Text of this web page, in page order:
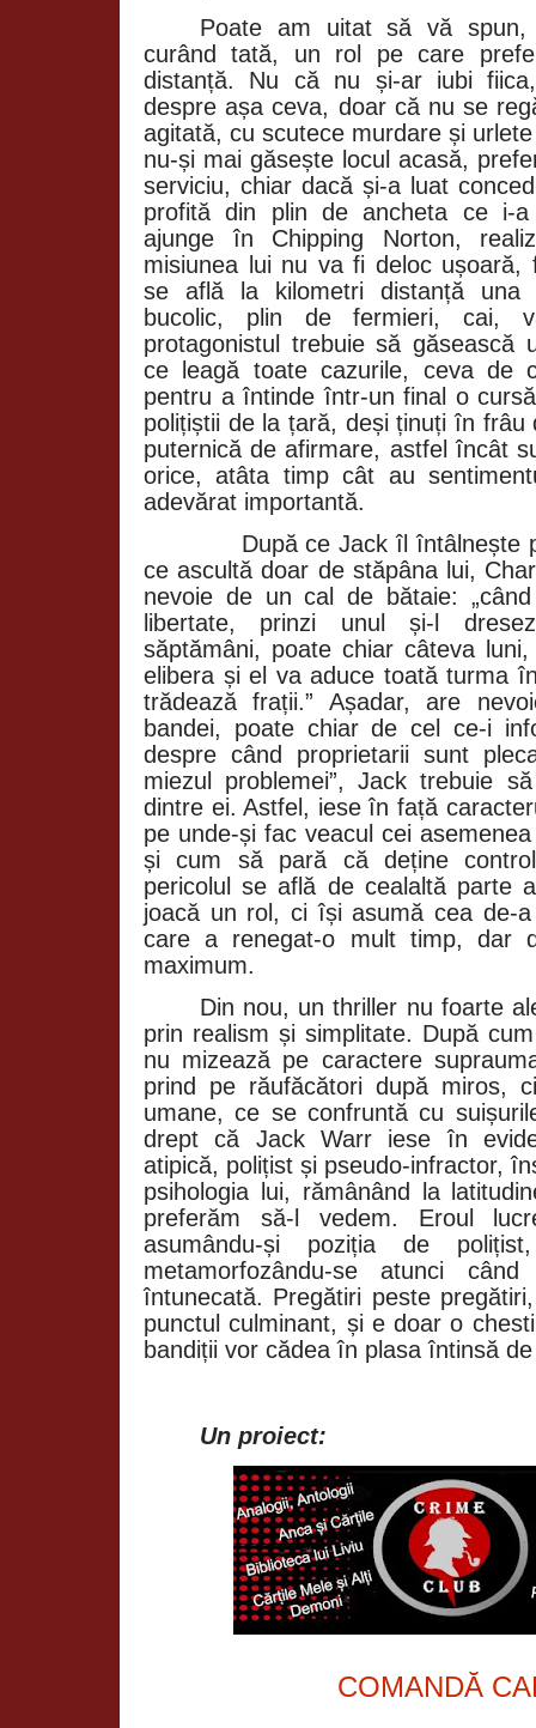
Poate am uitat să vă
curând tată, un rol pe care
distanță. Nu că nu și-ar iubi
despre așa ceva, doar că nu se
agitată, cu scutece murdare și
nu-și mai găsește locul acasă,
serviciu, chiar dacă și-a luat
profită din plin de ancheta ce i-
ajunge în Chipping Norton,
misiunea lui nu va fi deloc ușoară,
se află la kilometri distanță una
bucolic, plin de fermieri, cai,
protagonistul trebuie să găsească
ce leagă toate cazurile, ceva de
pentru a întinde într-un final o
polițiștii de la țară, deși ținuți în frâu
puternică de afirmare, astfel încât
orice, atâta timp cât au
adevărat importantă.
După ce Jack îl întâlnește
ce ascultă doar de stăpâna lui,
nevoie de un cal de bătaie:
libertate, prinzi unul și-l
săptămâni, poate chiar câteva
elibera și el va aduce toată turma
trădează frații.” Așadar, are
bandei, poate chiar de cel ce-i
despre când proprietarii sunt
miezul problemei”, Jack trebuie
dintre ei. Astfel, iese în față
pe unde-și fac veacul cei
și cum să pară că deține
pericolul se află de cealaltă parte
joacă un rol, ci își asumă cea de-
care a renegat-o mult timp, dar
maximum.
Din nou, un thriller nu foarte
prin realism și simplitate. După
nu mizează pe caractere
prind pe răufăcători după miros,
umane, ce se confruntă cu
drept că Jack Warr iese în
atipică, polițist și pseudo-infractor,
psihologia lui, rămânând la
preferăm să-l vedem. Eroul
asumându-și poziția de
metamorfozându-se atunci
întunecată. Pregătiri peste
punctul culminant, și e doar o
bandiții vor cădea în plasa întinsă
Un proiect:
COMANDĂ